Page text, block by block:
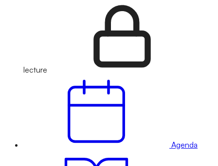
lecture
Agenda